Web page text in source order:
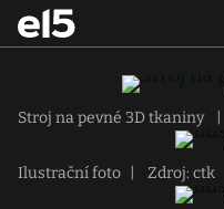
Stroj na pevné 3D tkaniny
Ilustrační foto Zdroj: ctk